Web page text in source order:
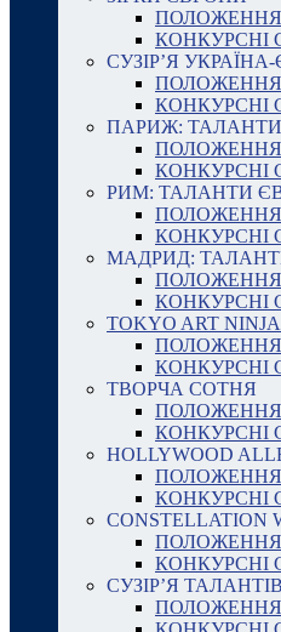
ПОЛОЖЕННЯ
КОНКУРСНІ
СУЗІР’Я
ПОЛОЖЕННЯ
КОНКУРСНІ
ПАРИЖ:
ПОЛОЖЕННЯ
КОНКУРСНІ
РИМ: ТАЛАНТИ
ПОЛОЖЕННЯ
КОНКУРСНІ
МАДРИД:
ПОЛОЖЕННЯ
КОНКУРСНІ
TOKYO ART NINJA
ПОЛОЖЕННЯ
КОНКУРСНІ
ТВОРЧА СОТНЯ
ПОЛОЖЕННЯ
КОНКУРСНІ
HOLLYWOOD
ПОЛОЖЕННЯ
КОНКУРСНІ
CONSTELLATION
ПОЛОЖЕННЯ
КОНКУРСНІ
СУЗІР’Я
ПОЛОЖЕННЯ